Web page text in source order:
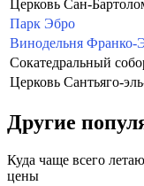
Церковь Сан-
Парк Эбро
Винодельня Франко-
Сокатедральный
Церковь Сантьяго-
Другие
Куда чаще всего
цены